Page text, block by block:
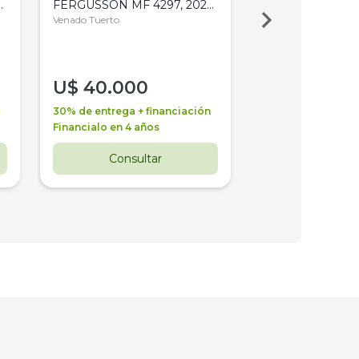
FERGUSSON MF 4297, 2020,
4WD, PATON
Venado Tuerto
U$ 40.000
30% de entrega + financiación
Financialo en 4 años
Consultar
Venado Tuerto